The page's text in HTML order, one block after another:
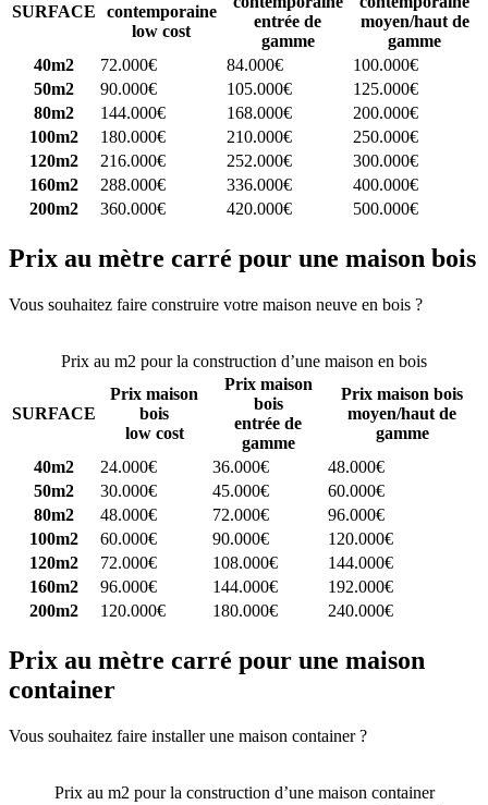
SURFACE
contemporaine
low cost
entrée de
gamme
moyen/haut de
gamme
40m2
72.000€ 84.000€
100.000€
50m2
90.000€ 105.000€
125.000€
80m2
144.000€ 168.000€
200.000€
100m2
180.000€ 210.000€
250.000€
120m2
216.000€ 252.000€
300.000€
160m2
288.000€ 336.000€
400.000€
200m2
360.000€ 420.000€ 500.000€
Prix au mètre carré pour une maison bois
Vous souhaitez faire construire votre maison neuve en bois ?
Prix au m2 pour la construction d’une maison en bois
SURFACE
Prix maison
bois
low cost
Prix maison
bois
entrée de
gamme
Prix maison bois
moyen/haut de
gamme
40m2
24.000€ 36.000€
48.000€
50m2
30.000€ 45.000€
60.000€
80m2
48.000€ 72.000€
96.000€
100m2
60.000€ 90.000€
120.000€
120m2
72.000€ 108.000€
144.000€
160m2
96.000€ 144.000€
192.000€
200m2
120.000€ 180.000€ 240.000€
Prix au mètre carré pour une maison
container
Vous souhaitez faire installer une maison container ?
Prix au m2 pour la construction d’une maison container